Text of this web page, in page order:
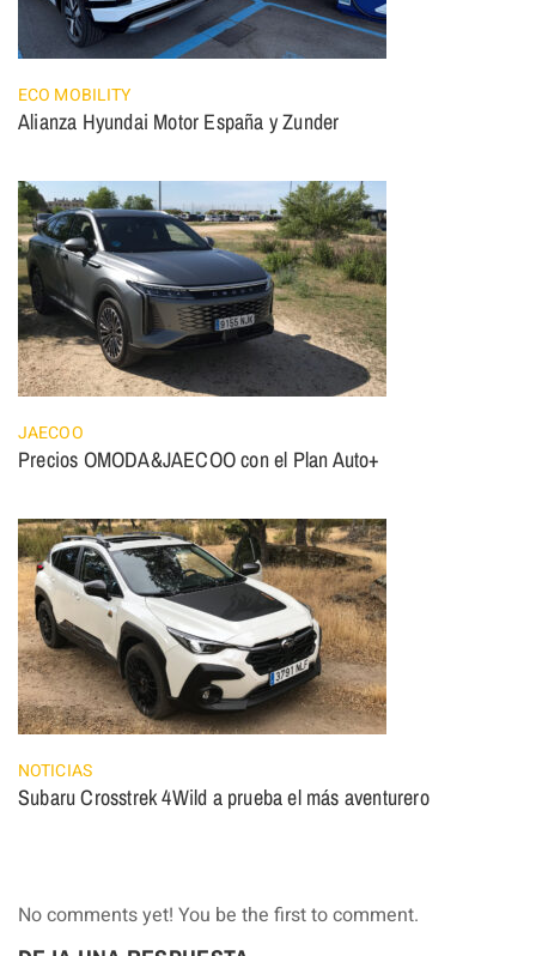
ECO MOBILITY
Alianza Hyundai Motor España y Zunder
JAECOO
Precios OMODA&JAECOO con el Plan Auto+
NOTICIAS
Subaru Crosstrek 4Wild a prueba el más aventurero
No comments yet! You be the first to comment.